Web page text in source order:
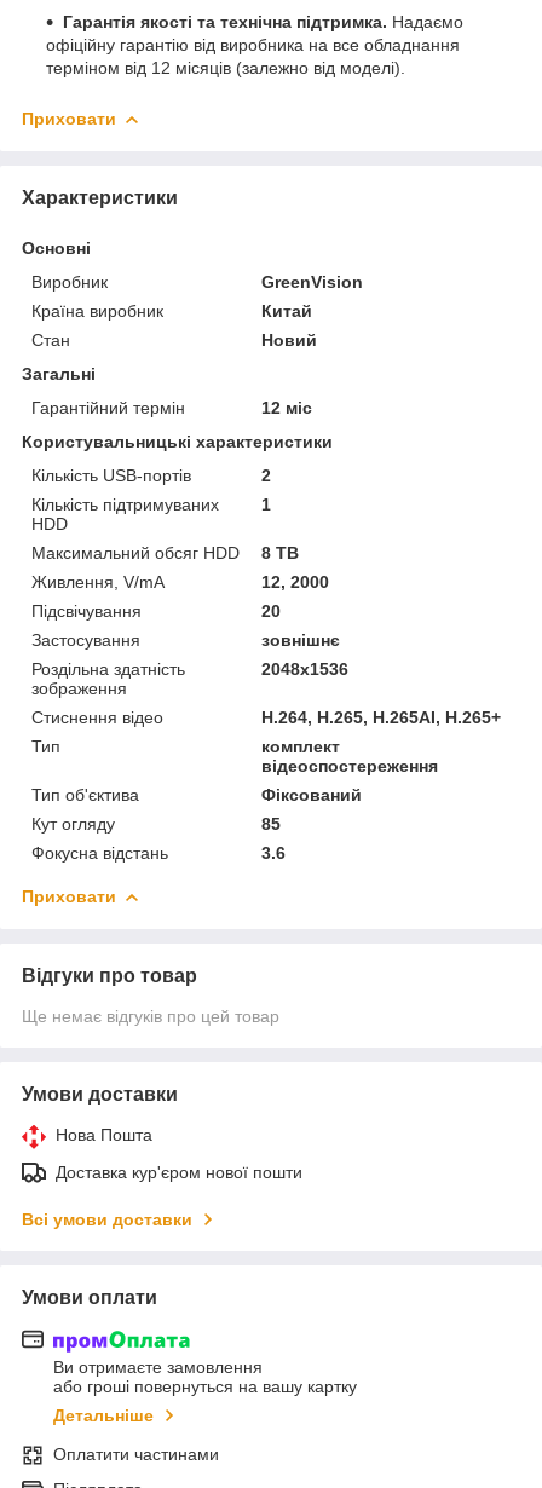
Гарантія якості та технічна підтримка. Надаємо
офіційну гарантію від виробника на все обладнання
терміном від 12 місяців (залежно від моделі).
Приховати
Характеристики
Основні
Виробник
GreenVision
Країна виробник
Китай
Стан
Новий
Загальні
Гарантійний термін
12 міс
Користувальницькі характеристики
Кількість USB-портів
2
Кількість підтримуваних
HDD
1
Максимальний обсяг HDD
8 TB
Живлення, V/mA
12, 2000
Підсвічування
20
Застосування
зовнішнє
Роздільна здатність
зображення
2048x1536
Стиснення відео
H.264, H.265, H.265AI, H.265+
Тип
комплект
відеоспостереження
Тип об'єктива
Фіксований
Кут огляду
85
Фокусна відстань
3.6
Приховати
Відгуки про товар
Ще немає відгуків про цей товар
Умови доставки
Нова Пошта
Доставка кур'єром нової пошти
Всі умови доставки
Умови оплати
Ви отримаєте замовлення
або гроші повернуться на вашу картку
Детальніше
Оплатити частинами